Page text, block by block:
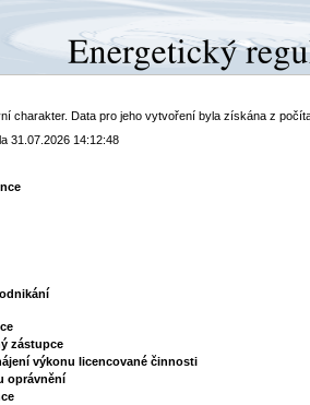
charakter. Data pro jeho vytvoření byla získána z
31.07.2026 14:12:48
zástupce
výkonu licencované činnosti
oprávnění